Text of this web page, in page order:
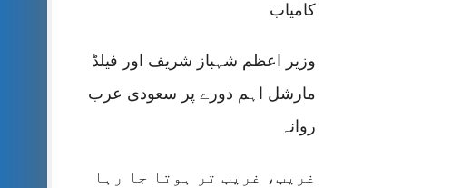
کامیاب
وزیر اعظم شہباز شریف اور فیلڈ
مارشل اہم دورے پر سعودی عرب
روانہ
غریب، غریب تر ہوتا جا رہا